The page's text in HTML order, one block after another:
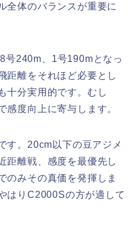
全体のバランスが重要に
号240m、1号190mとなっ
距離をそれほど必要とし
十分実用的です。むし
感度向上に寄与します。
す。20cm以下の豆アジメ
距離戦、感度を最優先し
のみその真価を発揮しま
はりC2000Sの方が適して